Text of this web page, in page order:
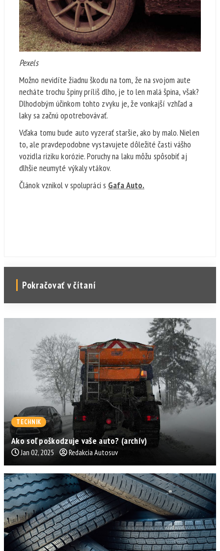
Pexels
Možno nevidíte žiadnu škodu na tom, že na svojom aute
necháte trochu špiny príliš dlho, je to len malá špina, však?
Dlhodobým účinkom tohto zvyku je, že vonkajší vzhľad a
laky sa začnú opotrebovávať.
Vďaka tomu bude auto vyzerať staršie, ako by malo. Nielen
to, ale pravdepodobne vystavujete dôležité časti vášho
vozidla riziku korózie. Poruchy na laku môžu spôsobiť aj
dlhšie neumyté výkaly vtákov.
Článok vznikol v spolupráci s Gafa Auto.
Pokračovať v čítaní
TECHNIK
Ako soľ poškodzuje vaše auto? (archív)
Jan 02, 2025 Redakcia Autosuv